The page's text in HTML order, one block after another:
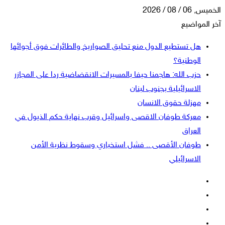
الخميس, 06 / 08 / 2026
آخر المواضيع
هل تستطيع الدول منع تحليق الصواريخ والطائرات فوق أجوائها
الوطنية؟
حزب الله: هاجمنا حيفا بالمسيرات الانقضاضية ردا على المجازر
الاسرائيلية بجنوب لبنان
مهزلة حقوق الانسان
معركة طوفان الاقصى واسرائيل وقرب نهاية حكم الذيول في
العراق
طوفان الأقصى .. فشل استخباري وسقوط نظرية الأمن
الاسرائيلي